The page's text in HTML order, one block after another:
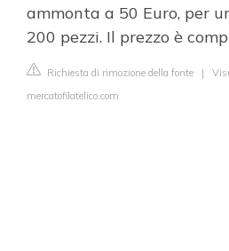
ammonta a 50 Euro, per
200 pezzi. Il prezzo è
Richiesta di rimozione della fonte |
mercatofilatelico.com